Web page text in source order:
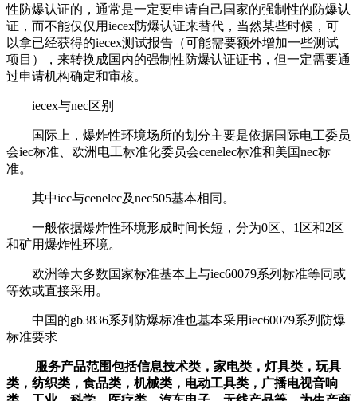
性防爆认证的，通常是一定要申请自己国家的强制性的防爆认
证，而不能仅仅用iecex防爆认证来替代，当然某些时候，可
以拿已经获得的iecex测试报告（可能需要额外增加一些测试
项目），来转换成国内的强制性防爆认证证书，但一定需要通
过申请机构确定和审核。
iecex与nec区别
国际上，爆炸性环境场所的划分主要是依据国际电工委员
会iec标准、欧洲电工标准化委员会cenelec标准和美国nec标
准。
其中iec与cenelec及nec505基本相同。
一般依据爆炸性环境形成时间长短，分为0区、1区和2区
和矿用爆炸性环境。
欧洲等大多数国家标准基本上与iec60079系列标准等同或
等效或直接采用。
中国的gb3836系列防爆标准也基本采用iec60079系列防爆
标准要求
服务产品范围包括信息技术类，家电类，灯具类，玩具
类，纺织类，食品类，机械类，电动工具类，广播电视音响